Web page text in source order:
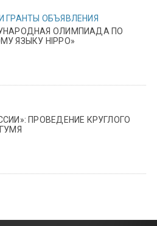
ГРАНТЫ ОБЪЯВЛЕНИЯ
ОЛИМПИАДА ПО
ЯЗЫКУ HIPPO»
ПРОВЕДЕНИЕ КРУГЛОГО